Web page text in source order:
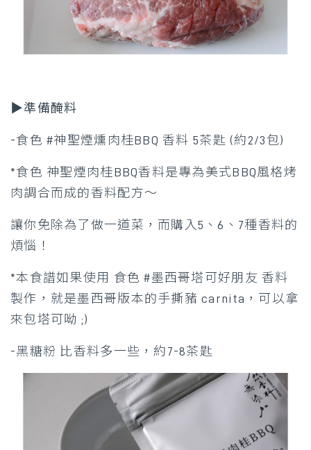
▶準備醃料
-食色 #神聖煙燻肉桂BBQ 香料 5茶匙 (約2/3包)
*食色 神聖煙肉桂BBQ香料是專為美式BBQ風格烤
肉調合而成的香料配方～
讓你免除為了做一道菜，而購入5、6、7種香料的
煩惱！
*本食譜如果使用 食色 #墨西哥塔可好朋友 香料
製作，就是墨西哥版本的手撕豬 carnita，可以拿
來包塔可呦 ;)
-黑糖粉 比香料多一些，約7-8茶匙